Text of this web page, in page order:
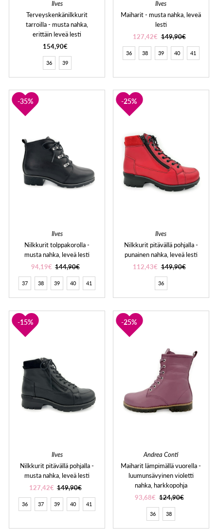
Ilves
Terveyskenkänilkkurit
tarroilla - musta nahka,
erittäin leveä lesti
154,90€
36 39
Ilves
Maiharit - musta nahka, leveä
lesti
127,42€ 149,90€
36 38 39 40 41
35%
Ilves
Nilkkurit tolppakorolla -
musta nahka, leveä lesti
94,19€ 144,90€
37 38 39 40 41
25%
Ilves
Nilkkurit pitävällä pohjalla -
punainen nahka, leveä lesti
112,43€ 149,90€
36
15%
Ilves
Nilkkurit pitävällä pohjalla -
musta nahka, leveä lesti
127,42€ 149,90€
36 37 39 40 41
25%
Andrea Conti
Maiharit lämpimällä vuorella -
luumunsävyinen violetti
nahka, harkkopohja
93,68€ 124,90€
36 38